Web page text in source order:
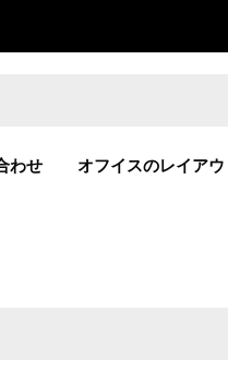
わせ オフイスのレイア